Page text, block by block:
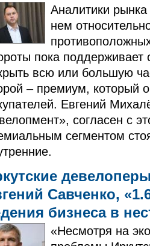
Аналитики
нем
пока
всю или большую
– премиум, который
Евгений
согласен с
сегментом
Савченко,
бизнеса в
«Несмотря на